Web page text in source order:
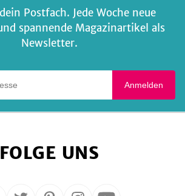
Postfach. Jede Woche neue
spannende Magazinartikel als
Newsletter.
Anmelden
FOLGE UNS